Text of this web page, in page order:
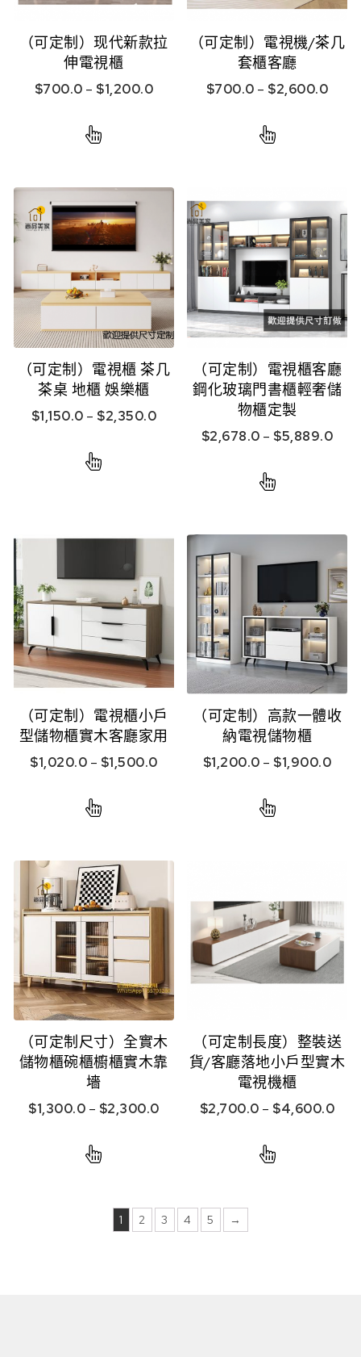
（可定制）现代新款拉
伸電視櫃
$700.0 – $1,200.0
（可定制）電視機/茶几
套櫃客廳
$700.0 – $2,600.0
（可定制）電視櫃 茶几
茶桌 地櫃 娛樂櫃
$1,150.0 – $2,350.0
（可定制）電視櫃客廳
鋼化玻璃門書櫃輕奢儲
物櫃定製
$2,678.0 – $5,889.0
（可定制）電視櫃小戶
型儲物櫃實木客廳家用
$1,020.0 – $1,500.0
（可定制）高款一體收
納電視儲物櫃
$1,200.0 – $1,900.0
（可定制尺寸）全實木
儲物櫃碗櫃櫥櫃實木靠
墻
$1,300.0 – $2,300.0
（可定制長度）整裝送
貨/客廳落地小戶型實木
電視機櫃
$2,700.0 – $4,600.0
1 2 3 4 5 →